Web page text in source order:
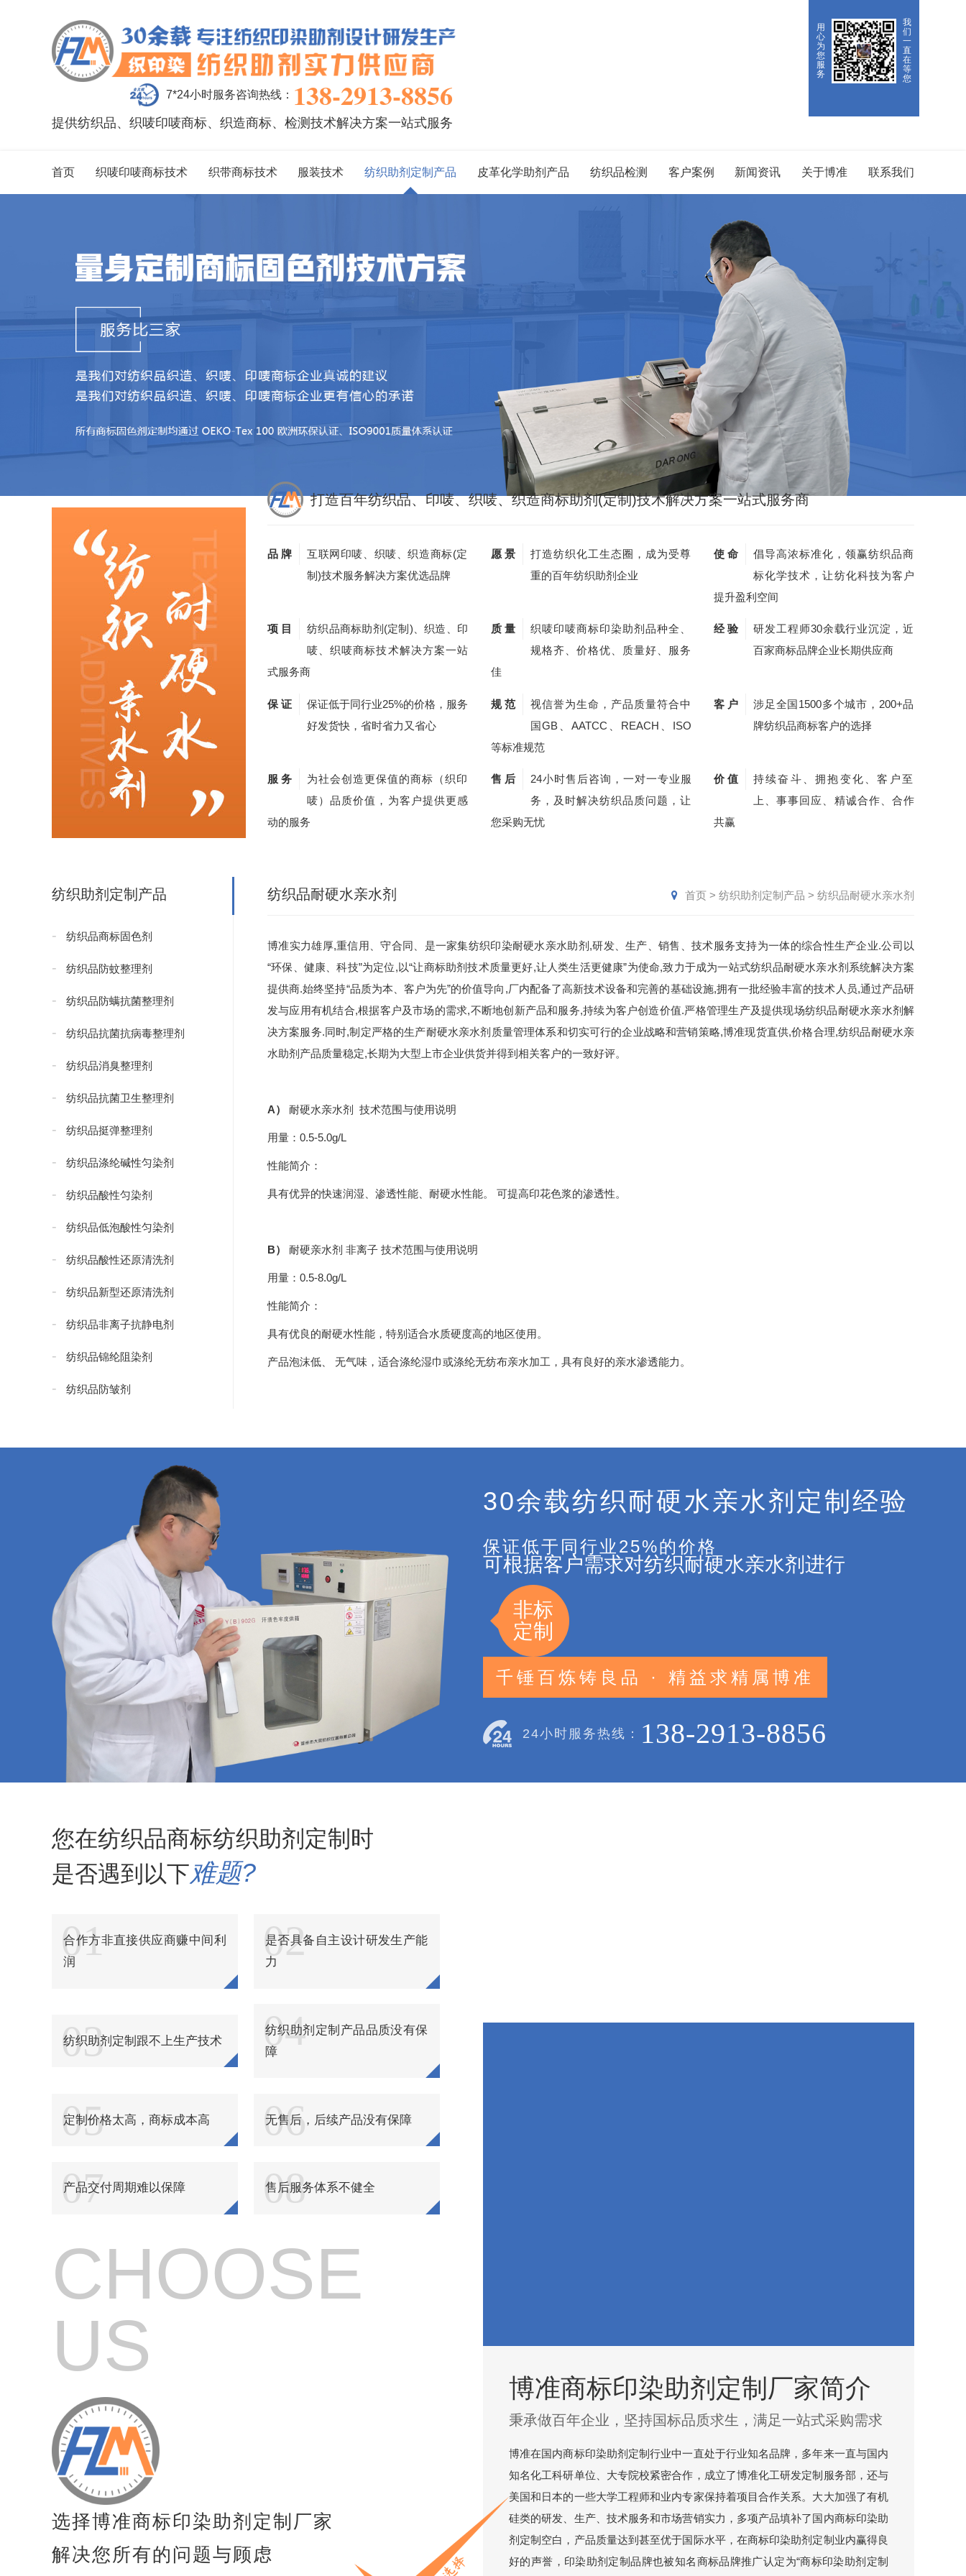
用
心
为
您
服
务
我
们
一
直
在
等
您
7*24小时服务咨询热线： 138-2913-8856
提供纺织品、织唛印唛商标、织造商标、检测技术解决方案一站式服务
首页 织唛印唛商标技术 织带商标技术 服装技术 纺织助剂定制产品 皮革化学助剂产品 纺织品检测 客户案例 新闻资讯 关于博准 联系我们
打造百年纺织品、印唛、织唛、织造商标助剂(定制)技术解决方案一站式服务商
品 牌
互联网印唛、织唛、织造商标(定
制)技术服务解决方案优选品牌
愿 景
打造纺织化工生态圈，成为受尊
重的百年纺织助剂企业
使 命
倡导高浓标准化，领赢纺织品商
标化学技术，让纺化科技为客户
提升盈利空间
项 目
纺织品商标助剂(定制)、织造、印
唛、织唛商标技术解决方案一站
式服务商
质 量
织唛印唛商标印染助剂品种全、
规格齐、价格优、质量好、服务
佳
经 验
研发工程师30余载行业沉淀，近
百家商标品牌企业长期供应商
保 证
保证低于同行业25%的价格，服务
好发货快，省时省力又省心
规 范
视信誉为生命，产品质量符合中
国GB、AATCC、REACH、ISO
等标准规范
客 户
涉足全国1500多个城市，200+品
牌纺织品商标客户的选择
服 务
为社会创造更保值的商标（织印
唛）品质价值，为客户提供更感
动的服务
售 后
24小时售后咨询，一对一专业服
务，及时解决纺织品质问题，让
您采购无忧
价 值
持续奋斗、拥抱变化、客户至
上、事事回应、精诚合作、合作
共赢
纺织助剂定制产品
纺织品商标固色剂
纺织品防蚊整理剂
纺织品防螨抗菌整理剂
纺织品抗菌抗病毒整理剂
纺织品消臭整理剂
纺织品抗菌卫生整理剂
纺织品挺弹整理剂
纺织品涤纶碱性匀染剂
纺织品酸性匀染剂
纺织品低泡酸性匀染剂
纺织品酸性还原清洗剂
纺织品新型还原清洗剂
纺织品非离子抗静电剂
纺织品锦纶阻染剂
纺织品防皱剂
纺织品无氟防水剂
纺织品抗紫外线剂
纺织品紧实型防水剂
纺织品碳八防水剂
纺织品碳六防水剂
纺织品玻尿酸整理剂
纺织品多功能整理剂
纺织品多功能除油剂
纺织品加白软油剂
纺织品平幅除油剂
纺织品高浓乳化除油剂
纺织品高浓亲水平滑剂
纺织品柔软粘合剂
纺织品环保硬挺剂
纺织品锦纶阻燃剂
纺织品无醛硬挺剂
纺织品高效起毛剂
纺织品起毛剂
纺织品亲水起毛剂
纺织品毛毯专用增稠剂
纺织品防风剂
纺织品防沉淀分散剂
纺织品抗凝聚剂
纺织品速干剂
纺织品膨胀剂
纺织品耐硬水亲水剂 首页 > 纺织助剂定制产品 > 纺织品耐硬水亲水剂
博准实力雄厚,重信用、守合同、是一家集纺织印染耐硬水亲水助剂,研发、生产、销售、技术服务支持为一体的综合性生产企业.公司以
“环保、健康、科技”为定位,以“让商标助剂技术质量更好,让人类生活更健康”为使命,致力于成为一站式纺织品耐硬水亲水剂系统解决方案
提供商.始终坚持“品质为本、客户为先”的价值导向,厂内配备了高新技术设备和完善的基础设施,拥有一批经验丰富的技术人员,通过产品研
发与应用有机结合,根据客户及市场的需求,不断地创新产品和服务,持续为客户创造价值.严格管理生产及提供现场纺织品耐硬水亲水剂解
决方案服务.同时,制定严格的生产耐硬水亲水剂质量管理体系和切实可行的企业战略和营销策略,博准现货直供,价格合理,纺织品耐硬水亲
水助剂产品质量稳定,长期为大型上市企业供货并得到相关客户的一致好评。
A） 耐硬水亲水剂 技术范围与使用说明
用量：0.5-5.0g/L
性能简介：
具有优异的快速润湿、渗透性能、耐硬水性能。 可提高印花色浆的渗透性。
B） 耐硬亲水剂 非离子 技术范围与使用说明
用量：0.5-8.0g/L
性能简介：
具有优良的耐硬水性能，特别适合水质硬度高的地区使用。
产品泡沫低、 无气味，适合涤纶湿巾或涤纶无纺布亲水加工，具有良好的亲水渗透能力。
30余载纺织耐硬水亲水剂定制经验
保证低于同行业25%的价格
可根据客户需求对纺织耐硬水亲水剂进行
非标
定制
千锤百炼铸良品 · 精益求精属博准
24小时服务热线： 138-2913-8856
您在纺织品商标纺织助剂定制时
是否遇到以下难题?
01
合作方非直接供应商赚中间利
润
02
是否具备自主设计研发生产能
力
03
纺织助剂定制跟不上生产技术 04
纺织助剂定制产品品质没有保
障
05
定制价格太高，商标成本高 06
无售后，后续产品没有保障
07
产品交付周期难以保障 08
售后服务体系不健全
CHOOSE
US
选择博准商标印染助剂定制厂家
解决您所有的问题与顾虑
博准商标印染助剂定制厂家简介
秉承做百年企业，坚持国标品质求生，满足一站式采购需求
博准在国内商标印染助剂定制行业中一直处于行业知名品牌，多年来一直与国内
知名化工科研单位、大专院校紧密合作，成立了博准化工研发定制服务部，还与
美国和日本的一些大学工程师和业内专家保持着项目合作关系。大大加强了有机
硅类的研发、生产、技术服务和市场营销实力，多项产品填补了国内商标印染助
剂定制空白，产品质量达到甚至优于国际水平，在商标印染助剂定制业内赢得良
好的声誉，印染助剂定制品牌也被知名商标品牌推广认定为“商标印染助剂定制